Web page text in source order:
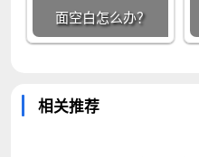
面空白怎么办？
相关推荐